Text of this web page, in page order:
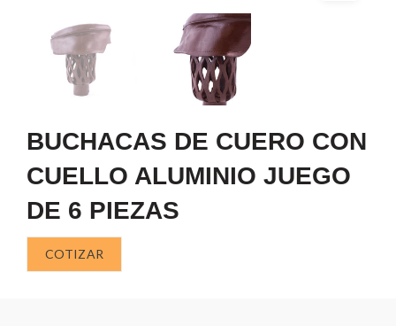
BUCHACAS DE CUERO CON
CUELLO ALUMINIO JUEGO
DE 6 PIEZAS
COTIZAR